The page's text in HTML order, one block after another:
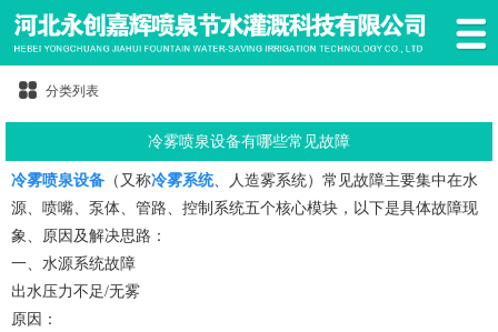
分类列表
冷雾喷泉设备有哪些常见故障
冷雾喷泉设备 （又称冷雾系统、人造雾系统）常见故障主要集中在水
源、喷嘴、泵体、管路、控制系统五个核心模块，以下是具体故障现
象、原因及解决思路：
一、水源系统故障
出水压力不足/无雾
原因：